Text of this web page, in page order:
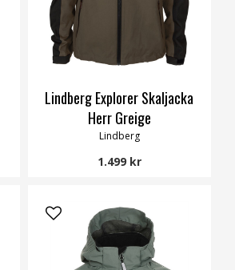
Lindberg Explorer Skaljacka
Herr Greige
Lindberg
1.499 kr